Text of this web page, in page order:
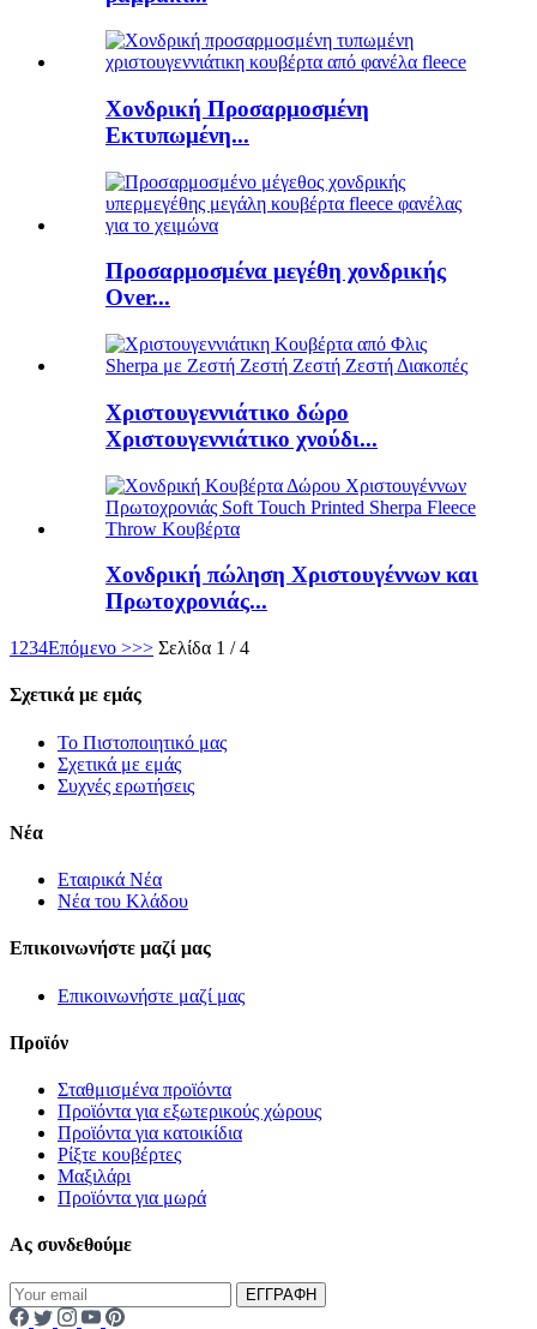
Χονδρική Προσαρμοσμένη
Εκτυπωμένη...
Προσαρμοσμένα μεγέθη χονδρικής
Over...
Χριστουγεννιάτικο δώρο
Χριστουγεννιάτικο χνούδι...
Χονδρική πώληση Χριστουγέννων και
Πρωτοχρονιάς...
1 234Επόμενο >>> Σελίδα 1 / 4
Σχετικά με εμάς
Το Πιστοποιητικό μας
Σχετικά με εμάς
Συχνές ερωτήσεις
Νέα
Εταιρικά Νέα
Νέα του Κλάδου
Επικοινωνήστε μαζί μας
Επικοινωνήστε μαζί μας
Προϊόν
Σταθμισμένα προϊόντα
Προϊόντα για εξωτερικούς χώρους
Προϊόντα για κατοικίδια
Ρίξτε κουβέρτες
Μαξιλάρι
Προϊόντα για μωρά
Ας συνδεθούμε
ΕΓΓΡΑΦΗ